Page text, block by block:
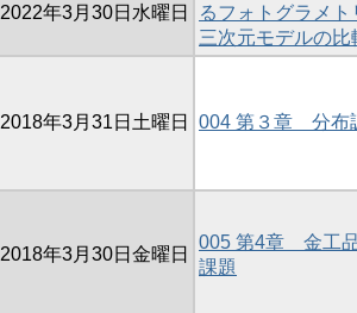
2022年3月30日水曜日
るフォトグラメ
三次元モデルの比
2018年3月31日土曜日 004 第３章 分布
2018年3月30日金曜日
005 第4章 金工
課題